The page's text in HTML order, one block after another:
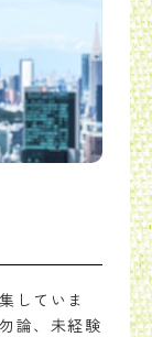
していま
論、未経験